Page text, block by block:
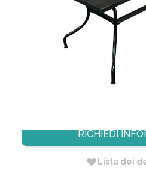
METALLO
PC6706
Dimensione: 160 X 90 X H. 75
RICHIEDI
Lista dei